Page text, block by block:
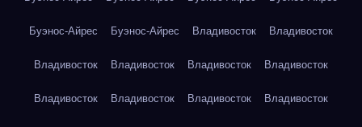
Буэнос-Айрес Буэнос-Айрес Владивосток Владивосток
Владивосток Владивосток Владивосток Владивосток
Владивосток Владивосток Владивосток Владивосток